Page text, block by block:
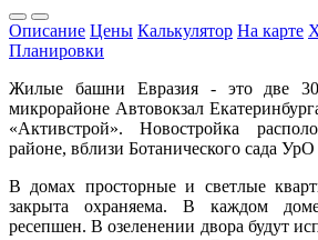
Описание Цены Калькулятор На карте
Планировки
Жилые башни Евразия - это две
микрорайоне Автовокзал
«Активстрой». Новостройка
районе, вблизи Ботанического сада
В домах просторные и светлые
закрыта охраняема. В каждом
ресепшен. В озеленении двора будут